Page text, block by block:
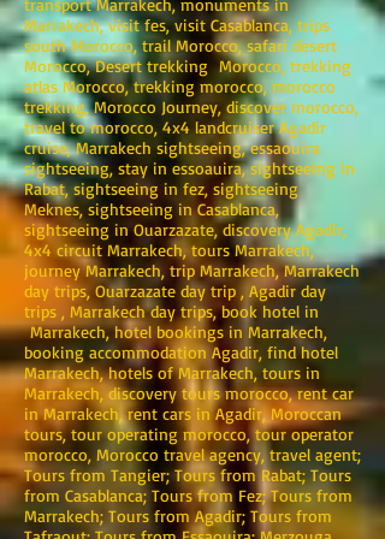
transport Marrakech, monuments in
Marrakech, visit fes, visit Casablanca, trips
south Morocco, trail Morocco, safari desert
Morocco, Desert trekking Morocco, trekking
atlas Morocco, trekking morocco, morocco
trekking, Morocco Journey, discover morocco,
travel to morocco, 4x4 landcruiser Agadir
cruise, Marrakech sightseeing, essaouira
sightseeing, stay in essoauira, sightseeing in
Rabat, sightseeing in fez, sightseeing
Meknes, sightseeing in Casablanca,
sightseeing in Ouarzazate, discovery Agadir,
4x4 circuit Marrakech, tours Marrakech,
journey Marrakech, trip Marrakech, Marrakech
day trips, Ouarzazate day trip , Agadir day
trips , Marrakech day trips, book hotel in
Marrakech, hotel bookings in Marrakech,
booking accommodation Agadir, find hotel
Marrakech, hotels of Marrakech, tours in
Marrakech, discovery tours morocco, rent car
in Marrakech, rent cars in Agadir, Moroccan
tours, tour operating morocco, tour operator
morocco, Morocco travel agency, travel agent;
Tours from Tangier; Tours from Rabat; Tours
from Casablanca; Tours from Fez; Tours from
Marrakech; Tours from Agadir; Tours from